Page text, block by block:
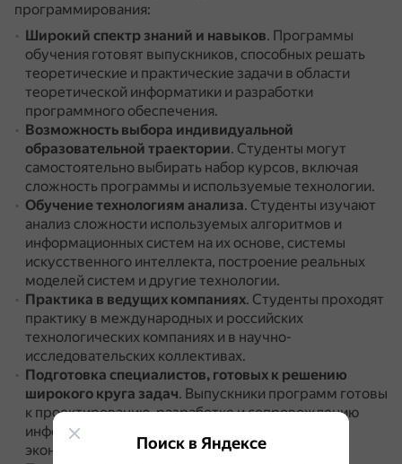
программирования:
Широкий спектр знаний и навыков. Программы
обучения готовят выпускников, способных решать
теоретические и практические задачи в области
теоретической информатики и разработки
программного обеспечения.
Возможность выбора индивидуальной
образовательной траектории. Студенты могут
самостоятельно выбирать набор курсов, включая
сложность программы и используемые технологии.
Обучение технологиям анализа. Студенты изучают
анализ сложности используемых алгоритмов и
информационных систем на их основе, системы
искусственного интеллекта, построение реальных
моделей систем и другие технологии.
Практика в ведущих компаниях. Студенты проходят
практику в международных и российских
технологических компаниях и в научно-
исследовательских коллективах.
Подготовка специалистов, готовых к решению
широкого круга задач. Выпускники программ готовы
к проектированию, разработке и сопровождению
информационных систем в различных отраслях
экономики и социальной сферы.
Поиск в Яндексе